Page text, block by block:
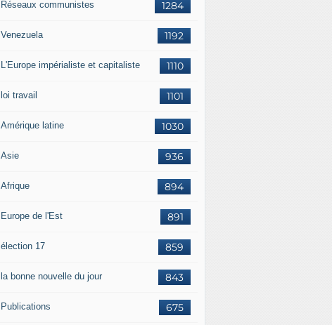
1284
Réseaux communistes
1192
Venezuela
1110
L'Europe impérialiste et capitaliste
1101
loi travail
1030
Amérique latine
936
Asie
894
Afrique
891
Europe de l'Est
859
élection 17
843
la bonne nouvelle du jour
675
Publications